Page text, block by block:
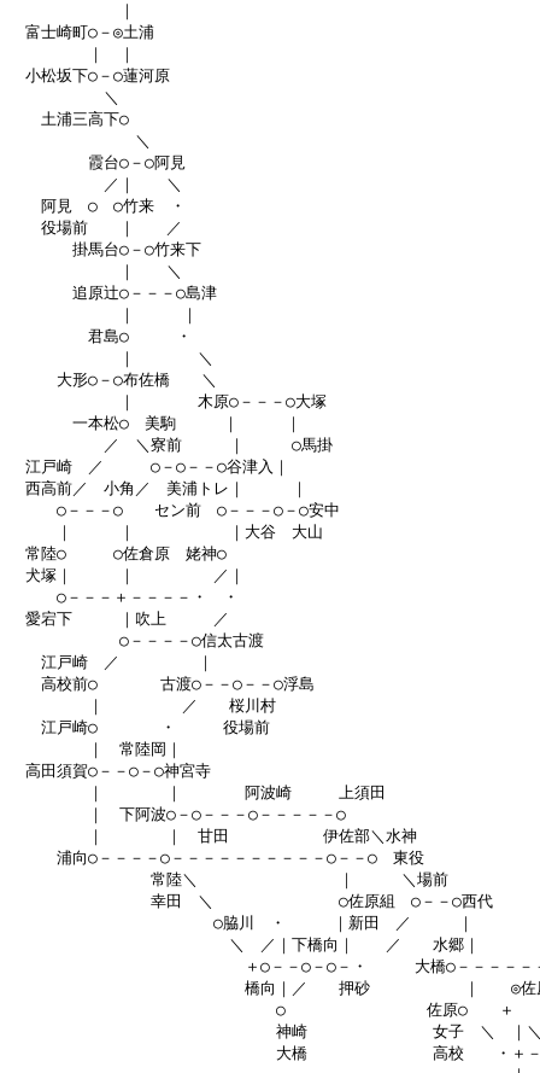
｜
富士崎町○－◎土浦
｜　｜
小松坂下○－○蓮河原
＼
土浦三高下○
＼
霞台○－○阿見
／｜　　＼
阿見　○　○竹来　・
役場前　　｜　　／
掛馬台○－○竹来下
｜　　＼
追原辻○－－－○島津
｜　　　｜
君島○　　　・
｜　　　　＼
大形○－○布佐橋　　＼
｜　　　　木原○－－－○大塚
一本松○　美駒　　　｜　　　｜
／　＼寮前　　　｜　　　○馬掛
江戸崎　／　　　○－○－－○谷津入｜
西高前／　小角／　美浦トレ｜　　　｜
○－－－○　　セン前　○－－－○－○安中
｜　　　｜　　　　　　｜大谷　大山
常陸○　　　○佐倉原　姥神○
犬塚｜　　　｜　　　　　／｜
○－－－＋－－－－・　・
愛宕下　　　｜吹上　　　／
○－－－－○信太古渡
江戸崎　／　　　　　｜
高校前○　　　　古渡○－－○－－○浮島
｜　　　　　／　　桜川村
江戸崎○　　　　・　　　役場前
｜　常陸岡｜
高田須賀○－－○－○神宮寺
｜　　　　｜　　　　阿波崎　　　上須田
｜　下阿波○－○－－－○－－－－－○
｜　　　　｜　甘田　　　　　　伊佐部＼水神
浦向○－－－－○－－－－－－－－－－○－－○　東役
常陸＼　　　　　　　　　｜　　　＼場前
幸田　＼　　　　　　　　○佐原組　○－－○西代
○脇川　・　　　｜新田　／　　　｜
＼　／｜下橋向｜　　／　　水郷｜
＋○－－○－○－・　　　大橋○－－－－－
橋向｜／　　押砂　　　　　　｜　　◎佐原
○　　　　　　　　　佐原○　　＋　　　○
神崎　　　　　　　　女子　＼　｜＼　　
大橋　　　　　　　　高校　　・＋－＋